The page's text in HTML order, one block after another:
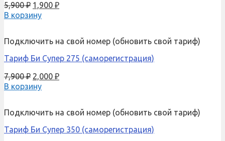
5,900₽ 1,900 ₽
В корзину
Подключить на свой номер (обновить свой тариф)
Тариф Би Супер 275 (саморегистрация)
7,900₽ 2,000 ₽
В корзину
Подключить на свой номер (обновить свой тариф)
Тариф Би Супер 350 (саморегистрация)